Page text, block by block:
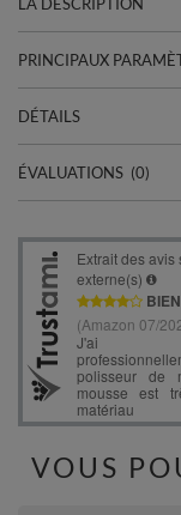
PRINCIPAUX
DÉTAILS
ÉVALUATIONS (0)
VOUS